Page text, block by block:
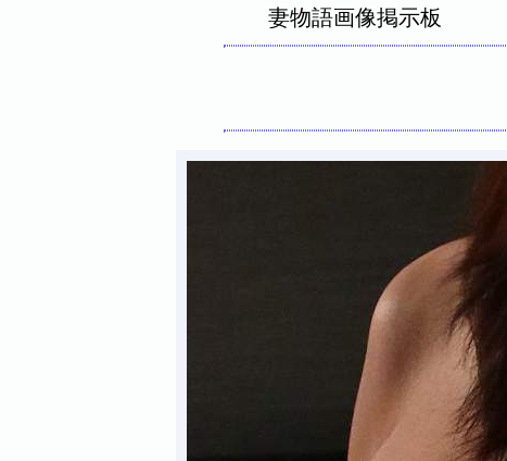
妻物語画像掲示板